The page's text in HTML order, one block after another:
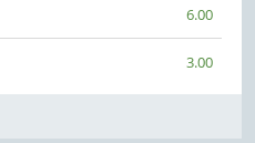
6.00
3.00